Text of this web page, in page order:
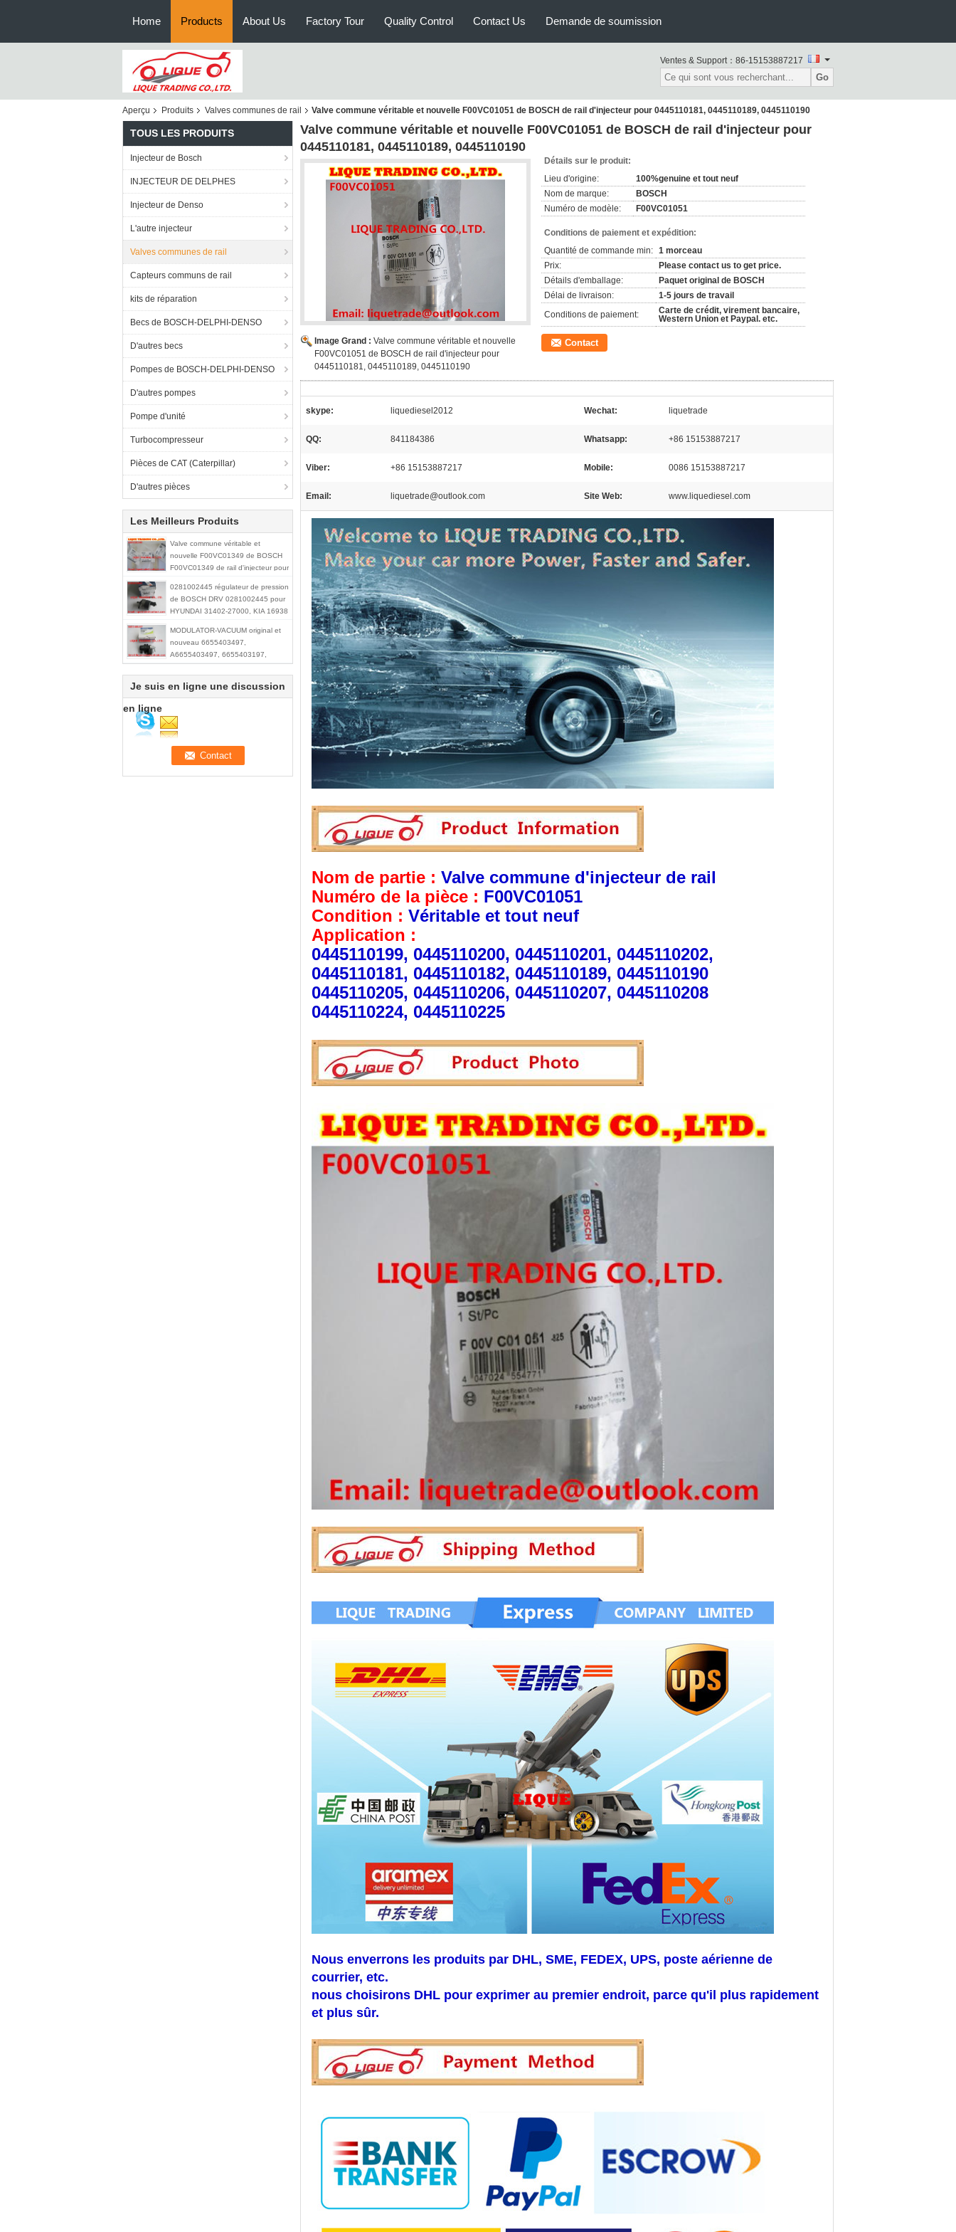
Home Products About Us Factory Tour Quality Control Contact Us Demande de soumission
Ventes & Support： 86-15153887217
Go
Aperçu Produits Valves communes de rail Valve commune véritable et nouvelle F00VC01051 de BOSCH de rail d'injecteur pour 0445110181, 0445110189, 0445110190
TOUS LES PRODUITS
Injecteur de Bosch
INJECTEUR DE DELPHES
Injecteur de Denso
L'autre injecteur
Valves communes de rail
Capteurs communs de rail
kits de réparation
Becs de BOSCH-DELPHI-DENSO
D'autres becs
Pompes de BOSCH-DELPHI-DENSO
D'autres pompes
Pompe d'unité
Turbocompresseur
Pièces de CAT (Caterpillar)
D'autres pièces
Les Meilleurs Produits
Valve commune véritable et
nouvelle F00VC01349 de BOSCH
F00VC01349 de rail d'injecteur pour
0281002445 régulateur de pression
de BOSCH DRV 0281002445 pour
HYUNDAI 31402-27000, KIA 16938
MODULATOR-VACUUM original et
nouveau 6655403497,
A6655403497, 6655403197,
A6655403197, modulateur de vide
Je suis en ligne une discussion
en ligne
Valve commune véritable et nouvelle F00VC01051 de BOSCH de rail d'injecteur pour
0445110181, 0445110189, 0445110190
Image Grand : Valve commune véritable et nouvelle
F00VC01051 de BOSCH de rail d'injecteur pour
0445110181, 0445110189, 0445110190
Détails sur le produit:
Lieu d'origine:
100%genuine et tout neuf
Nom de marque:
BOSCH
Numéro de modèle:
F00VC01051
Conditions de paiement et expédition:
Quantité de commande min: 1 morceau
Prix:
Please contact us to get price.
Détails d'emballage:
Paquet original de BOSCH
Délai de livraison:
1-5 jours de travail
Conditions de paiement:
Carte de crédit, virement bancaire,
Western Union et Paypal. etc.
Contact
skype: liquediesel2012 Wechat: liquetrade
QQ: 841184386 Whatsapp: +86 15153887217
Viber: +86 15153887217 Mobile: 0086 15153887217
Email: liquetrade@outlook.com Site Web: www.liquediesel.com
Nom de partie : Valve commune d'injecteur de rail
Numéro de la pièce : F00VC01051
Condition : Véritable et tout neuf
Application :
0445110199, 0445110200, 0445110201, 0445110202,
0445110181, 0445110182, 0445110189, 0445110190
0445110205, 0445110206, 0445110207, 0445110208
0445110224, 0445110225
Nous enverrons les produits par DHL, SME, FEDEX, UPS, poste aérienne de
courrier, etc.
nous choisirons DHL pour exprimer au premier endroit, parce qu'il plus rapidement
et plus sûr.